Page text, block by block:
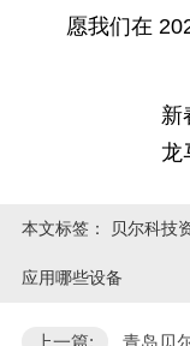
愿我们在
新
龙
本文标签： 贝尔科技
应用哪些设备
上一篇: 青岛贝